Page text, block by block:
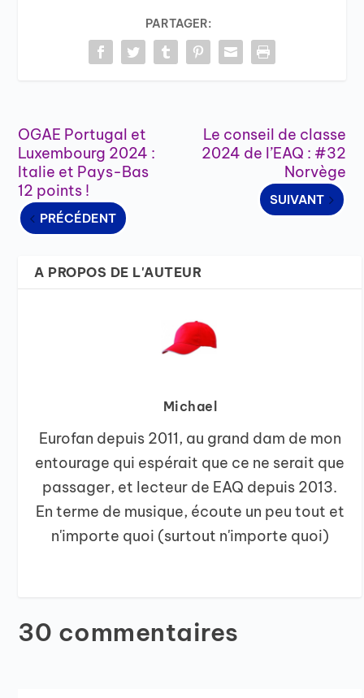
PARTAGER:
OGAE Portugal et
Luxembourg 2024 :
Italie et Pays-Bas
12 points !
PRÉCÉDENT
Le conseil de classe
2024 de l’EAQ : #32
Norvège
SUIVANT
A PROPOS DE L'AUTEUR
Michael
Eurofan depuis 2011, au grand dam de mon
entourage qui espérait que ce ne serait que
passager, et lecteur de EAQ depuis 2013.
En terme de musique, écoute un peu tout et
n'importe quoi (surtout n'importe quoi)
30 commentaires